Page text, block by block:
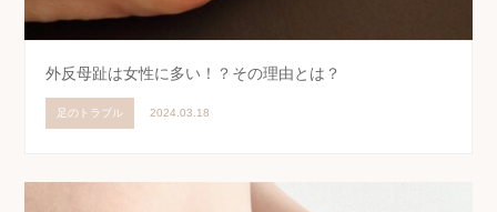
外反母趾は女性に多い！？その理由とは？
足のトラブル 2024.03.18